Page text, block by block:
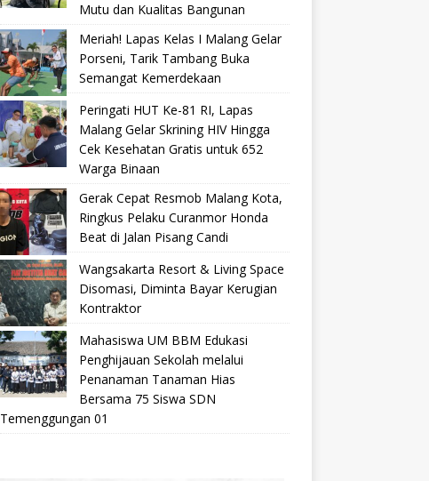
Mutu dan Kualitas Bangunan
Meriah! Lapas Kelas I Malang Gelar
Porseni, Tarik Tambang Buka
Semangat Kemerdekaan
Peringati HUT Ke-81 RI, Lapas
Malang Gelar Skrining HIV Hingga
Cek Kesehatan Gratis untuk 652
Warga Binaan
Gerak Cepat Resmob Malang Kota,
Ringkus Pelaku Curanmor Honda
Beat di Jalan Pisang Candi
Wangsakarta Resort & Living Space
Disomasi, Diminta Bayar Kerugian
Kontraktor
Mahasiswa UM BBM Edukasi
Penghijauan Sekolah melalui
Penanaman Tanaman Hias
Bersama 75 Siswa SDN
Temenggungan 01